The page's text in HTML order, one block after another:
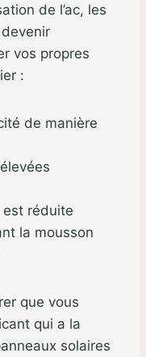
de l’ac, les
vos propres
:
de manière
réduite
la mousson
que vous
qui a la
solaires